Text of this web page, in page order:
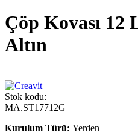
Çöp Kovası 12
Altın
Stok kodu:
MA.ST17712G
Kurulum Türü: Yerden